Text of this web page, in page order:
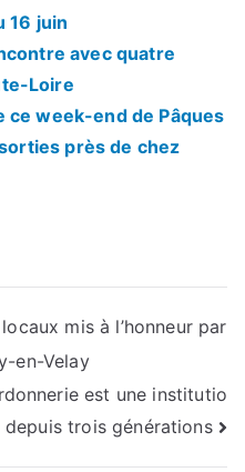
16 juin
avec quatre
Loire
ce week-end de Pâques
près de chez
mis à l’honneur par
en-Velay
est une institutio
depuis trois générations